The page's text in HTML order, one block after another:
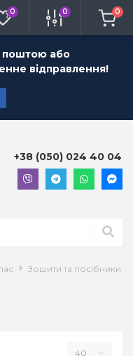
поштою або
відправлення!
0 0 0
+38 (050) 024 40 04
Зошити та посібники 11